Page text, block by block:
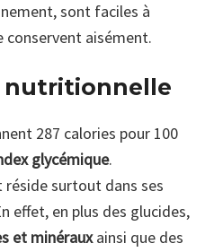
sont faciles à
conservent aisément.
nutritionnelle
287 calories pour 100
glycémique.
surtout dans ses
effet, en plus des glucides,
et minérauxainsi que des